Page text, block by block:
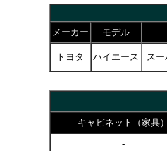
メーカー
モデル
トヨタ ハイエース ス
キャビネット（家具）
-